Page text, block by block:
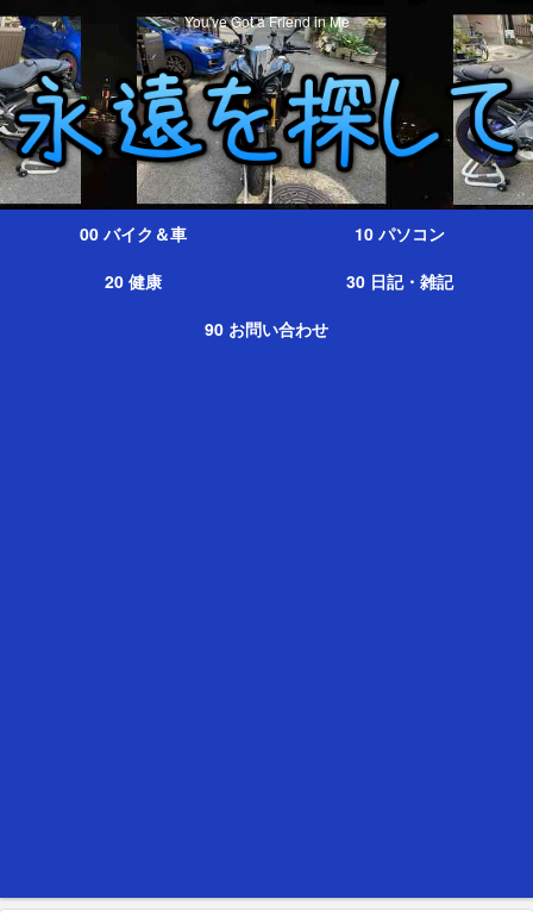
You've Got a Friend in Me
00 バイク＆車
10 パソコン
20 健康
30 日記・雑記
90 お問い合わせ